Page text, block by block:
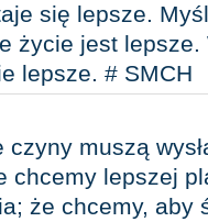
się lepsze.
życie jest
lepsze. # SMCH
muszą
chcemy lepszej
że chcemy, aby